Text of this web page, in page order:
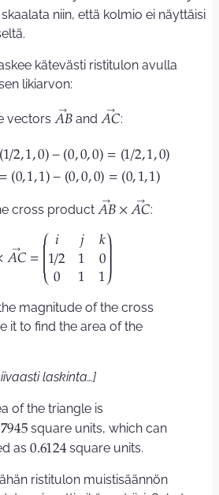
niin, että kolmio ei näyttäisi
kätevästi ristitulon avulla
likiarvon:
vectors 𝐴𝐵 and𝐴𝐶:
(1/2,1,0)−(0,0,0) = (1/2,1,0)
= (0,1,1)− (0,0,0) = (0,1,1)
cross product 𝐴𝐵×𝐴𝐶:
𝐴𝐶 =
⎛
⎝
𝑖 𝑗
𝑘
1/2 1
0
0
1 1
⎞
⎠
magnitude of the cross
it to find the area of the
laskinta…]
of the triangle is
7945 square units, which can
as 0.6124square units.
ristitulon muistisäännön